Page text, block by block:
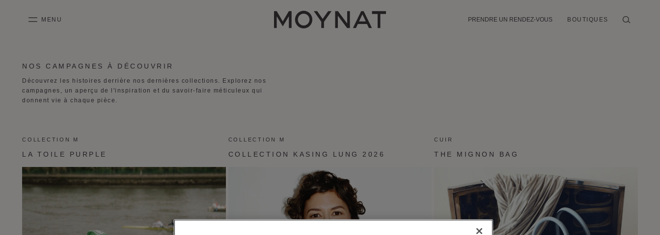
mobile_menu
MENU
MOYNAT PARIS
PRENDRE UN RENDEZ-VOUS BOUTIQUES
NOS CAMPAGNES À DÉCOUVRIR
Découvrez les histoires derrière nos dernières collections. Explorez nos
campagnes, un aperçu de l'inspiration et du savoir-faire méticuleux qui
donnent vie à chaque pièce.
COLLECTION M
LA TOILE PURPLE
COLLECTION M
COLLECTION KASING LUNG 2026
CUIR
THE MIGNON BAG
PURPLE CANVAS M
GABRIELLE
THE ATELIER
FRANÇAIS
CHINOIS (SIMPLIFIÉ)